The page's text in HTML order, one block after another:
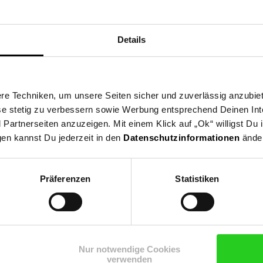
Details
Techniken, um unsere Seiten sicher und zuverlässig
stetig zu verbessern sowie Werbung entsprechend Deinen
anzuzeigen. Mit einem Klick auf „Ok“ willigst Du
kannst Du jederzeit in den Datenschutzinformationen
Präferenzen Statistiken
Nur notwendige Cookies
verwenden
Bildstabilisierung sorgt für ruhige, verwacklungsfreie
und HDMI-Ausgang sind Sie flexibel verbunden und können
Design. Sie ist die perfekte Wahl für alle, die
Gebrauch. Mit dieser Kamera setzen Sie Ihre Ideen gekonnt in
Ladegerät, USB-Kabel, Schultergurt, Bedienungsanleitung
Weinwelt Rezeptwelt